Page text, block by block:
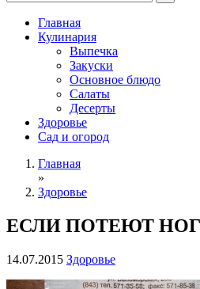
Главная
Кулинария
Выпечка
Закуски
Основное блюдо
Салаты
Десерты
Здоровье
Сад и огород
Главная
»
Здоровье
ЕСЛИ ПОТЕЮТ
14.07.2015 Здоровье